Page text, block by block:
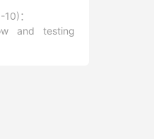
：
and testing